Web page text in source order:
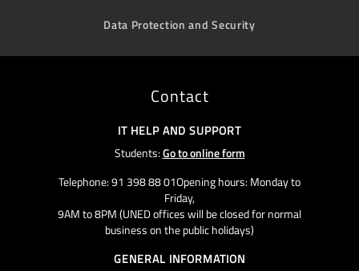
Data Protection and Security
Contact
IT HELP AND SUPPORT
Students:Go to online form
Telephone: 91 398 88 01Opening hours: Monday to
Friday,
9AM to 8PM (UNED offices will be closed for normal
business on the public holidays)
GENERAL INFORMATION